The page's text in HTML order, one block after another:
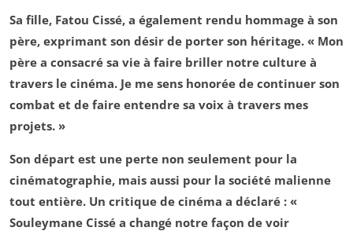
Sa fille, Fatou Cissé, a également rendu hommage à son
père, exprimant son désir de porter son héritage. « Mon
père a consacré sa vie à faire briller notre culture à
travers le cinéma. Je me sens honorée de continuer son
combat et de faire entendre sa voix à travers mes
projets. »
Son départ est une perte non seulement pour la
cinématographie, mais aussi pour la société malienne
tout entière. Un critique de cinéma a déclaré : «
Souleymane Cissé a changé notre façon de voir